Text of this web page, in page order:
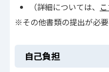
（詳細については、
※その他書類の提出が必要
自己負担